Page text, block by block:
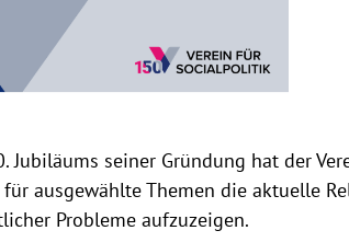
Jubiläums seiner Gründung hat der
ausgewählte Themen die aktuelle
Probleme aufzuzeigen.